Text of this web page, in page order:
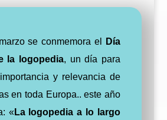
se conmemora el
Día
la logopedia, un día para
y relevancia de
en toda Europa.. este año
« La logopedia a lo largo